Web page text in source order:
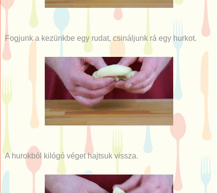
Fogjunk a kezünkbe egy rudat, csináljunk rá egy hurkot.
A hurokból kilógó véget hajtsuk vissza.